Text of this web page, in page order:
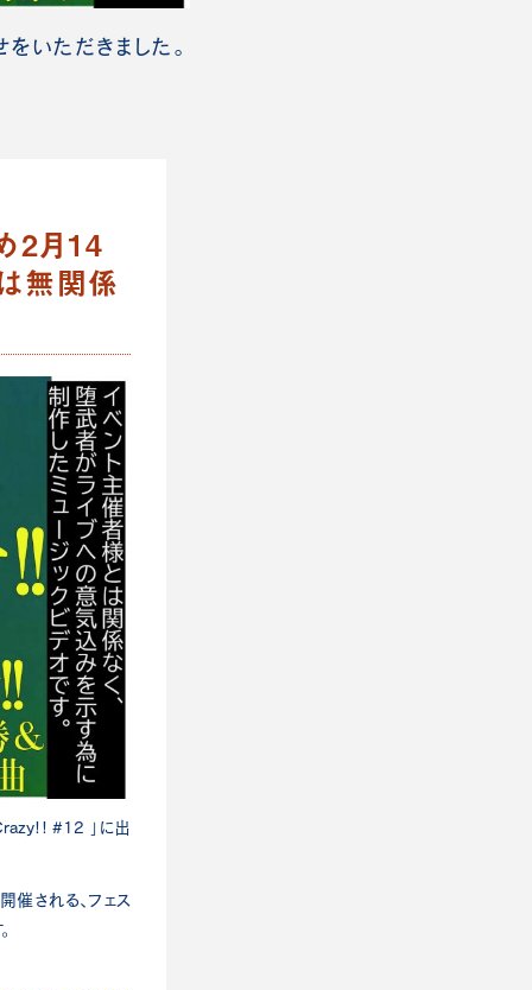
いただきました。
2月14
無関係
#12 」に出
される、フェス